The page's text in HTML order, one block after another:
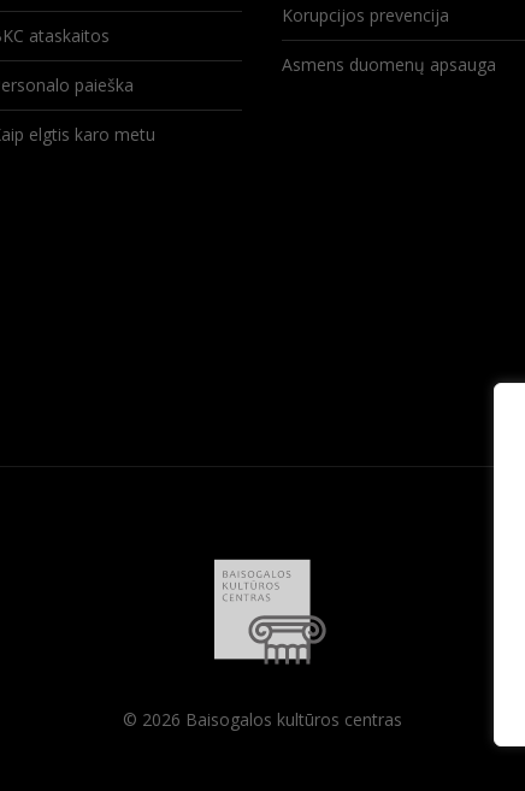
ataskaitos
paieška
elgtis karo metu
Korupcijos prevencija
Asmens duomenų apsauga
© 2026 Baisogalos kultūros centras